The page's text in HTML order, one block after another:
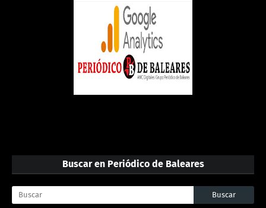
Buscar en Periódico de Baleares